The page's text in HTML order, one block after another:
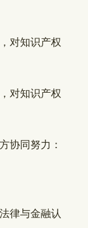
对知识产权
对知识产权
协同努力：
律与金融认